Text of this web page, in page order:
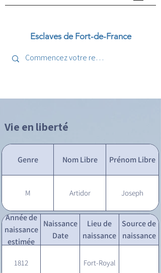
Esclaves de Fort-de-France
Vie en liberté
Genre Nom Libre Prénom Libre
M Artidor Joseph
Année de
naissance
estimée
Naissance
Date
Lieu de
naissance
Source de
naissance
1812 Fort-Royal